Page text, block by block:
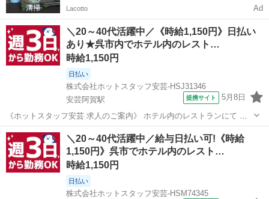
Lacotto Ad
＼20～40代活躍中／《時給1,150円》日払い
あり★呉市内でホテル内のレスト…
時給1,150円
日払い
株式会社ホットスタッフ安芸-HSJ31346
安芸阿賀駅
提携サイト 5月8日
《ホットスタッフ安芸 求人のご案内》 ホテル内のレストランにて 接
客業務をお任せします! ＼ ぶっちゃけ、こんなお仕事。 /
━━━v━━━━━━━━━━━━━━ (1)お客さまがご来店された
ら、 席へご案内する (2)...
広島 安芸阿賀駅 ファミレス
＼20～40代活躍中／給与日払い可!《時給
1,150円》呉市でホテル内のレスト…
時給1,150円
日払い
株式会社ホットスタッフ安芸-HSM74345